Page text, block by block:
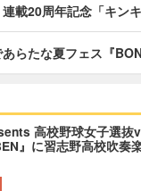
連載20周年記念「キン
らたな夏フェス『
高校野球女子選抜
』に習志野高校吹奏